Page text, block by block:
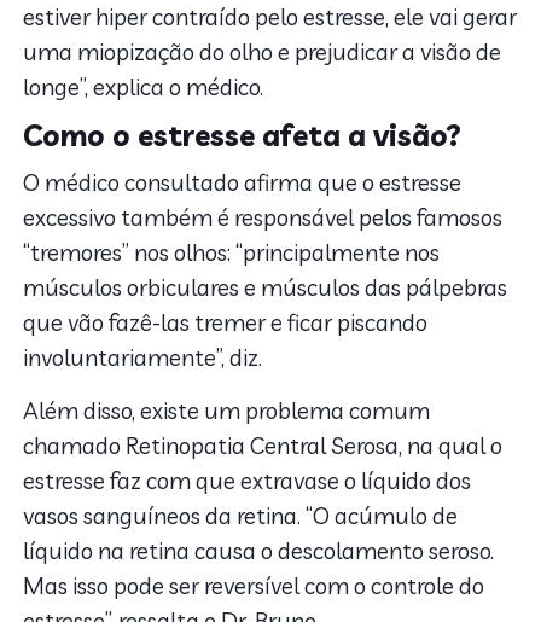
estiver hiper contraído pelo estresse, ele vai gerar
uma miopização do olho e prejudicar a visão de
longe”, explica o médico.
Como o estresse afeta a visão?
O médico consultado afirma que o estresse
excessivo também é responsável pelos famosos
“tremores” nos olhos: “principalmente nos
músculos orbiculares e músculos das pálpebras
que vão fazê-las tremer e ficar piscando
involuntariamente”, diz.
Além disso, existe um problema comum
chamado Retinopatia Central Serosa, na qual o
estresse faz com que extravase o líquido dos
vasos sanguíneos da retina. “O acúmulo de
líquido na retina causa o descolamento seroso.
Mas isso pode ser reversível com o controle do